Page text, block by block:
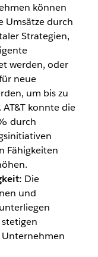
können
Umsätze durch
Strategien,
werden, oder
neue
um bis zu
konnte die
durch
Fähigkeiten
Die
und